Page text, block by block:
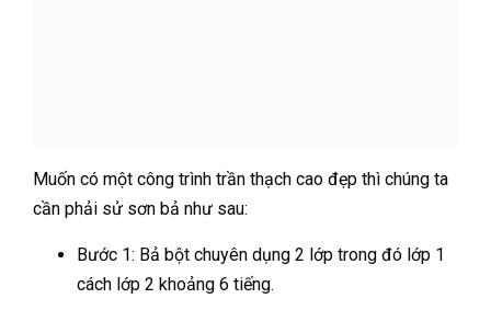
Muốn có một công trình trần thạch cao đẹp thì chúng ta
cần phải sử sơn bả như sau:
Bước 1: Bả bột chuyên dụng 2 lớp trong đó lớp 1
cách lớp 2 khoảng 6 tiếng.